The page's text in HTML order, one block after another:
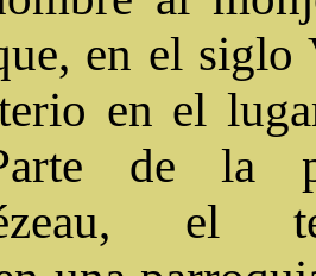
en el siglo
en el
de la
el